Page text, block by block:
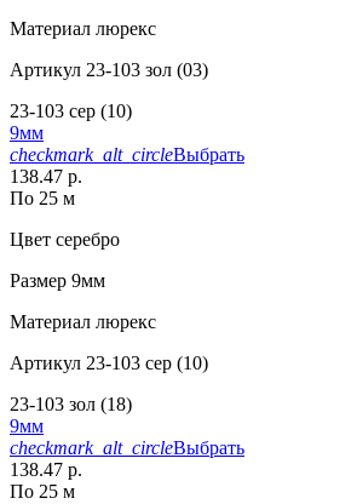
Материал люрекс
Артикул 23-103 зол (03)
23-103 сер (10)
9мм
checkmark_alt_circleВыбрать
138.47 р.
По 25 м
Цвет серебро
Размер 9мм
Материал люрекс
Артикул 23-103 сер (10)
23-103 зол (18)
9мм
checkmark_alt_circleВыбрать
138.47 р.
По 25 м